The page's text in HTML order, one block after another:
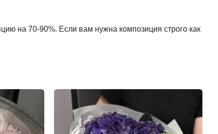
на 70-90%. Если вам нужна композиция строго как